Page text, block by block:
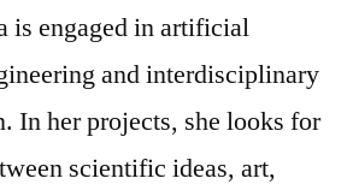
is engaged in artificial
and interdisciplinary
In her projects, she looks for
scientific ideas, art,